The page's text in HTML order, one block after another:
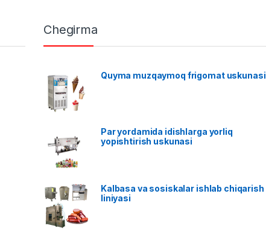
Chegirma
Quyma muzqaymoq frigomat uskunasi
Par yordamida idishlarga yorliq
yopishtirish uskunasi
Kalbasa va sosiskalar ishlab chiqarish
liniyasi